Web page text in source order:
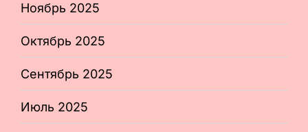
Ноябрь 2025
Октябрь 2025
Сентябрь 2025
Июль 2025